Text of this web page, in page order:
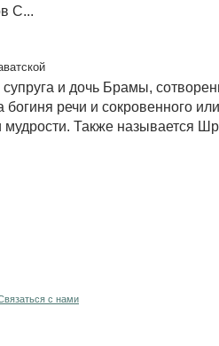
С...
и дочь Брамы,
богиня речи и сокровенного или
мудрости. Также называется
с нами